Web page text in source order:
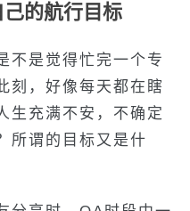
的航行目标
不是觉得忙完一个专
刻，好像每天都在瞎
生充满不安，不确定
所谓的目标又是什